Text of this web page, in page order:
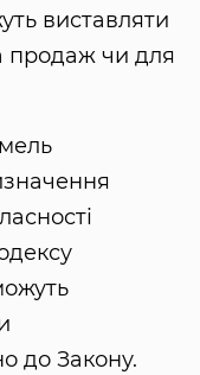
виставляти
продаж чи для
до Закону.